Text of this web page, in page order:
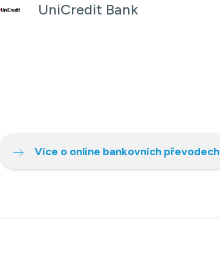
UniCredit Bank
Více o online bankovních převodech